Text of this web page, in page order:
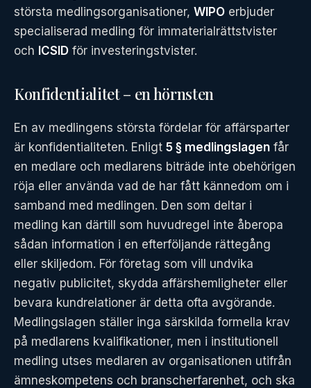
största medlingsorganisationer, WIPO erbjuder
specialiserad medling för immaterialrättstvister
och ICSID för investeringstvister.
Konfidentialitet – en hörnsten
En av medlingens största fördelar för affärsparter
är konfidentialiteten. Enligt 5 § medlingslagen får
en medlare och medlarens biträde inte obehörigen
röja eller använda vad de har fått kännedom om i
samband med medlingen. Den som deltar i
medling kan därtill som huvudregel inte åberopa
sådan information i en efterföljande rättegång
eller skiljedom. För företag som vill undvika
negativ publicitet, skydda affärshemligheter eller
bevara kundrelationer är detta ofta avgörande.
Medlingslagen ställer inga särskilda formella krav
på medlarens kvalifikationer, men i institutionell
medling utses medlaren av organisationen utifrån
ämneskompetens och branscherfarenhet, och ska